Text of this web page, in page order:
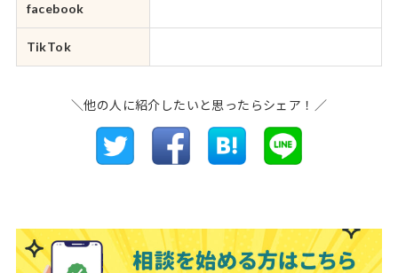
facebook
TikTok
＼他の人に紹介したいと思ったらシェア！／